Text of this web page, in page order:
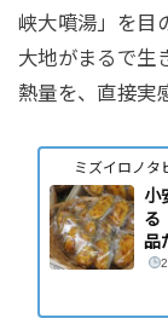
峡大噴湯」を目
大地がまるで生
熱量を、直接実
ミズイロノタ
小
る
品